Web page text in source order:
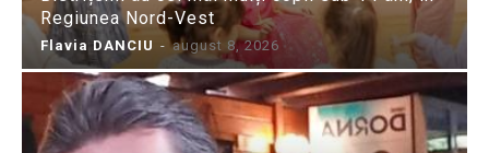
Regiunea Nord-Vest
Flavia DANCIU - august 8, 2026